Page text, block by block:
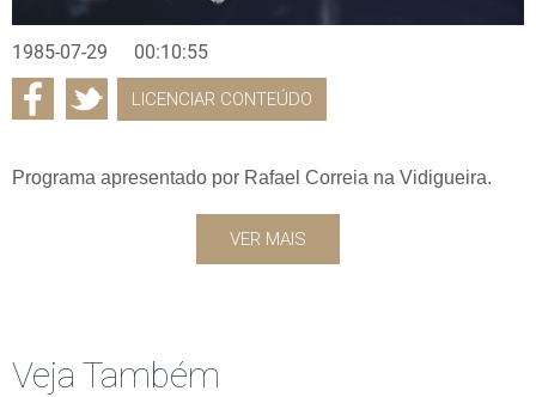
1985-07-29 00:10:55
LICENCIAR CONTEÚDO
Programa apresentado por Rafael Correia na Vidigueira.
VER MAIS
Veja Também